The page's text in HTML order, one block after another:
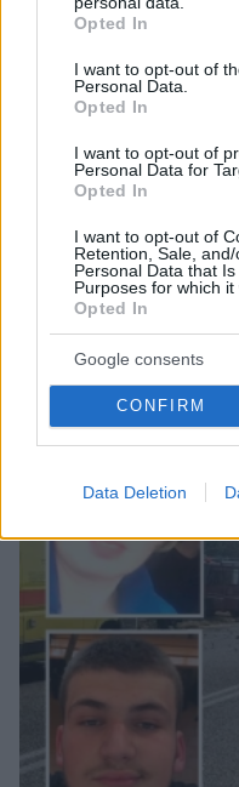
grant or deny consent to
use your data for below
consent section.
Opted In
I want to opt-out of
Personal Data.
Opted In
I want to opt-out of
Personal Data for
Opted In
I want to opt-out of
Retention, Sale,
Personal Data that
Purposes for which it
Opted In
Google consents
CONFIRM
Data Deletion
Το «σκουλήκι του
κάτω από τη Γη και
ζωή: «Οι άνθρωποι
08.08.2026, 08:57